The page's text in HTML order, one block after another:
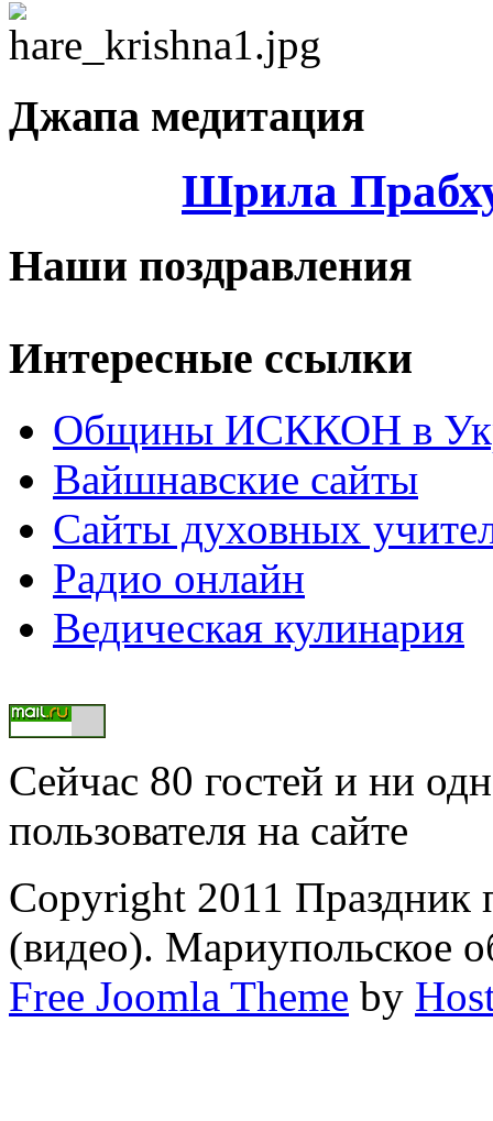
Джапа медитация
Шрила
Наши поздравления
Интересные ссылки
Общины ИСККОН в
Вайшнавские сайты
Сайты духовных
Радио онлайн
Ведическая кулинария
Сейчас 80 гостей и ни
пользователя на сайте
Copyright 2011 Праздник
(видео). Мариупольское
Free Joomla Theme by